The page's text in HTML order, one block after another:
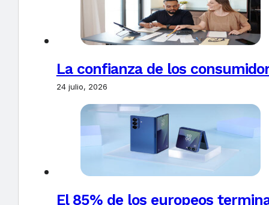
La confianza de los
24 julio, 2026
El 85% de los europeos